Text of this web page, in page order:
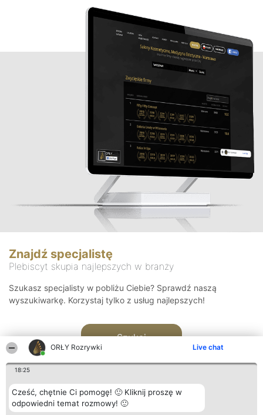
ORŁY Rozrywki Live chat
18:25
Cześć, chętnie Ci pomogę! 🙂 Kliknij proszę w
odpowiedni temat rozmowy! 🙂
Znajdź specjalistę
Plebiscyt skupia najlepszych w branży
Szukasz specjalisty w pobliżu Ciebie? Sprawdź naszą
wyszukiwarkę. Korzystaj tylko z usług najlepszych!
Szukaj